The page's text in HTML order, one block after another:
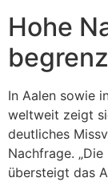
Hohe
In Aalen sowie
weltweit zeigt
deutliches
Nachfrage.
übersteigt das